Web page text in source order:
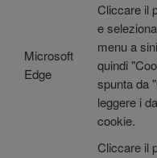
Microsoft
Edge
Cliccare il
e
menu a
quindi
spunta da
leggere i
cookie.
Cliccare il